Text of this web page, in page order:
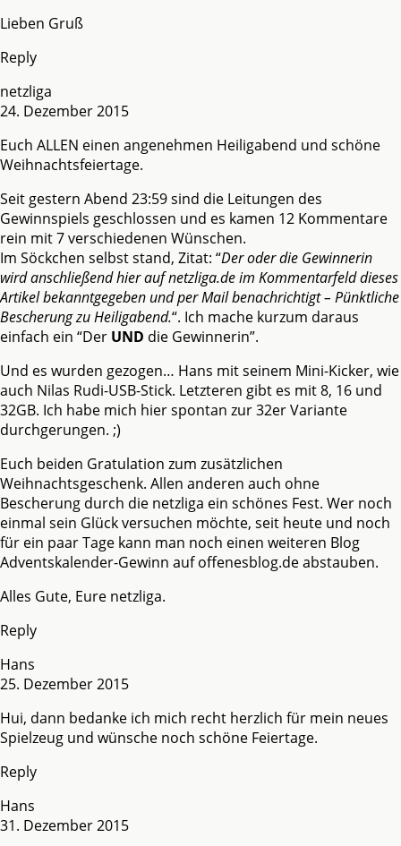
Lieben Gruß
Reply
netzliga
24. Dezember 2015
Euch ALLEN einen angenehmen Heiligabend und schöne
Weihnachtsfeiertage.
Seit gestern Abend 23:59 sind die Leitungen des
Gewinnspiels geschlossen und es kamen 12 Kommentare
rein mit 7 verschiedenen Wünschen.
Im Söckchen selbst stand, Zitat: “Der oder die Gewinnerin
wird anschließend hier auf netzliga.de im Kommentarfeld dieses
Artikel bekanntgegeben und per Mail benachrichtigt – Pünktliche
Bescherung zu Heiligabend.“. Ich mache kurzum daraus
einfach ein “Der UND die Gewinnerin”.
Und es wurden gezogen… Hans mit seinem Mini-Kicker, wie
auch Nilas Rudi-USB-Stick. Letzteren gibt es mit 8, 16 und
32GB. Ich habe mich hier spontan zur 32er Variante
durchgerungen. ;)
Euch beiden Gratulation zum zusätzlichen
Weihnachtsgeschenk. Allen anderen auch ohne
Bescherung durch die netzliga ein schönes Fest. Wer noch
einmal sein Glück versuchen möchte, seit heute und noch
für ein paar Tage kann man noch einen weiteren Blog
Adventskalender-Gewinn auf offenesblog.de abstauben.
Alles Gute, Eure netzliga.
Reply
Hans
25. Dezember 2015
Hui, dann bedanke ich mich recht herzlich für mein neues
Spielzeug und wünsche noch schöne Feiertage.
Reply
Hans
31. Dezember 2015